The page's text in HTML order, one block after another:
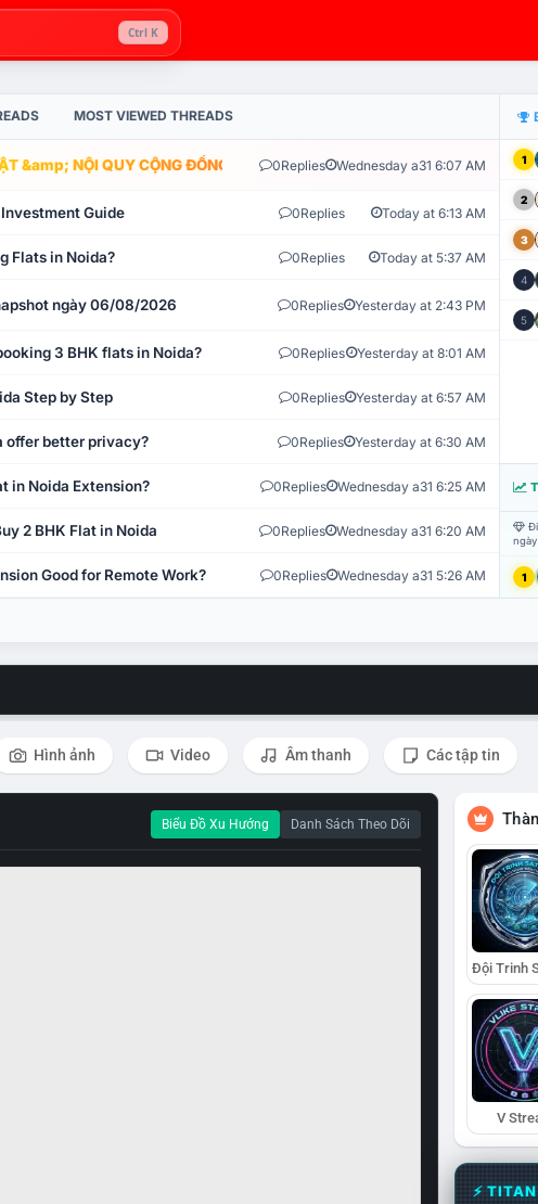
Ctrl K
MOST VIEWED THREADS
&amp; NỘI QUY CỘNG ĐỒNG VLIKE.VN: HỆ THỐNG GIÁM SÁT TỰ
0Replies Wednesday a31 6:07 AM
Guide 0Replies Today at 6:13 AM
Flats in Noida? 0Replies Today at 5:37 AM
ngày 06/08/2026 0Replies Yesterday at 2:43 PM
3 BHK flats in Noida? 0Replies Yesterday at 8:01 AM
Step by Step 0Replies Yesterday at 6:57 AM
offer better privacy? 0Replies Yesterday at 6:30 AM
in Noida Extension? 0Replies Wednesday a31 6:25 AM
2 BHK Flat in Noida 0Replies Wednesday a31 6:20 AM
Good for Remote Work? 0Replies Wednesday a31 5:26 AM
1
2
3
4
5
1
Hình ảnh Video Âm thanh Các tập tin
Biểu Đồ Xu Hướng Danh Sách Theo Dõi
V
⚡